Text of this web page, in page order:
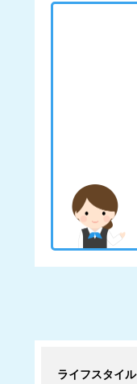
ライフスタイル